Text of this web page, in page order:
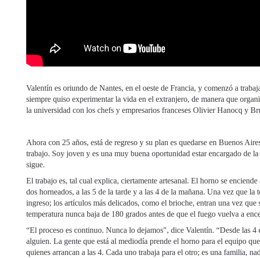
Valentín es oriundo de Nantes, en el oeste de Francia, y comenzó a
siempre quiso experimentar la vida en el extranjero, de manera que
la universidad con los chefs y empresarios franceses Olivier Hanocq y
Ahora con 25 años, está de regreso y su plan es quedarse en Buenos
trabajo. Soy joven y es una muy buena oportunidad estar encargado de
sigue.
El trabajo es, tal cual explica, ciertamente artesanal. El horno se
dos horneados, a las 5 de la tarde y a las 4 de la mañana. Una vez que la
ingreso; los artículos más delicados, como el brioche, entran una vez
temperatura nunca baja de 180 grados antes de que el fuego vuelva a
“El proceso es continuo. Nunca lo dejamos", dice Valentín. “Desde las 4
alguien. La gente que está al mediodía prende el horno para el equipo
quienes arrancan a las 4. Cada uno trabaja para el otro; es una familia,